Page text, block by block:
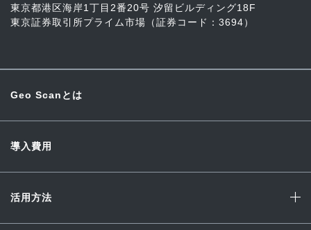
東京都港区海岸1丁目2番20号 汐留ビルディング18F
東京証券取引所プライム市場（証券コード：3694）
Geo Scanとは
導入費用
活用方法